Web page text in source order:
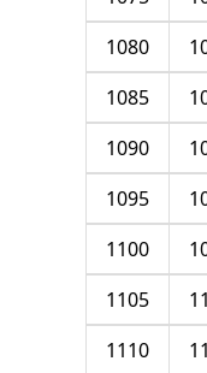
1080
1085
1090
1095
1100
1105
1110